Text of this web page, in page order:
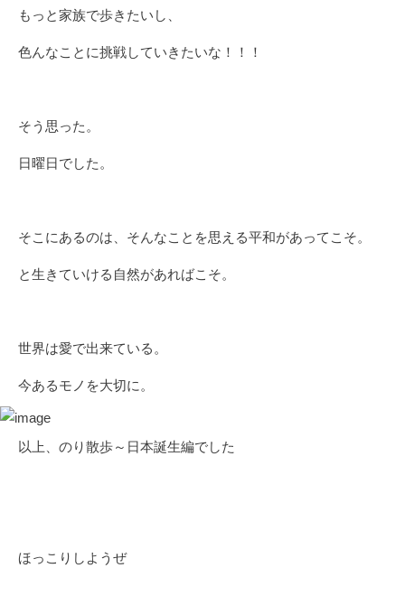
もっと家族で歩きたいし、
色んなことに挑戦していきたいな！！！
そう思った。
日曜日でした。
そこにあるのは、そんなことを思える平和があってこそ。
と生きていける自然があればこそ。
世界は愛で出来ている。
今あるモノを大切に。
以上、のり散歩～日本誕生編でした
ほっこりしようぜ